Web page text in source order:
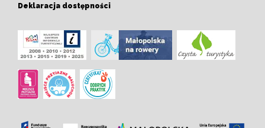
Deklaracja dostępności